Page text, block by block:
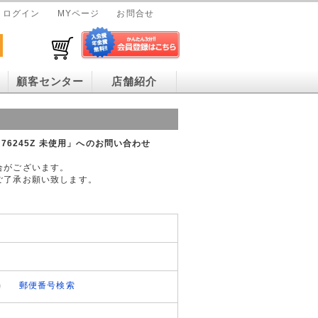
ログイン MYページ お問合せ
顧客センター 店舗紹介
未使用」へのお問い合わせ
ございます。
承お願い致します。
郵便番号検索